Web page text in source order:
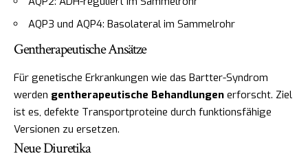
AQP3 und AQP4: Basolateral im Sammelrohr
Gentherapeutische Ansätze
Für genetische Erkrankungen wie das Bartter-Syndrom
werden gentherapeutische Behandlungen erforscht. Ziel
ist es, defekte Transportproteine durch funktionsfähige
Versionen zu ersetzen.
Neue Diuretika